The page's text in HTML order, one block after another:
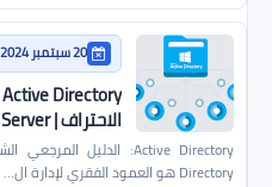
20 سبتمبر 2024
الاحتراف | Windows Server
Directory هو العمود الفقري لإدارة ال…